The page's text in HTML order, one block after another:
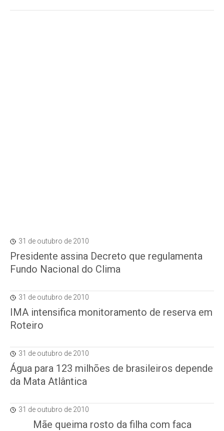
31 de outubro de 2010
Presidente assina Decreto que regulamenta
Fundo Nacional do Clima
31 de outubro de 2010
IMA intensifica monitoramento de reserva em
Roteiro
31 de outubro de 2010
Água para 123 milhões de brasileiros depende
da Mata Atlântica
31 de outubro de 2010
Mãe queima rosto da filha com faca